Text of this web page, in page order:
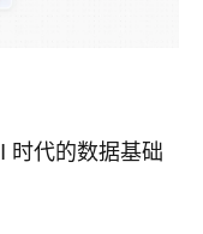
时代的数据基础